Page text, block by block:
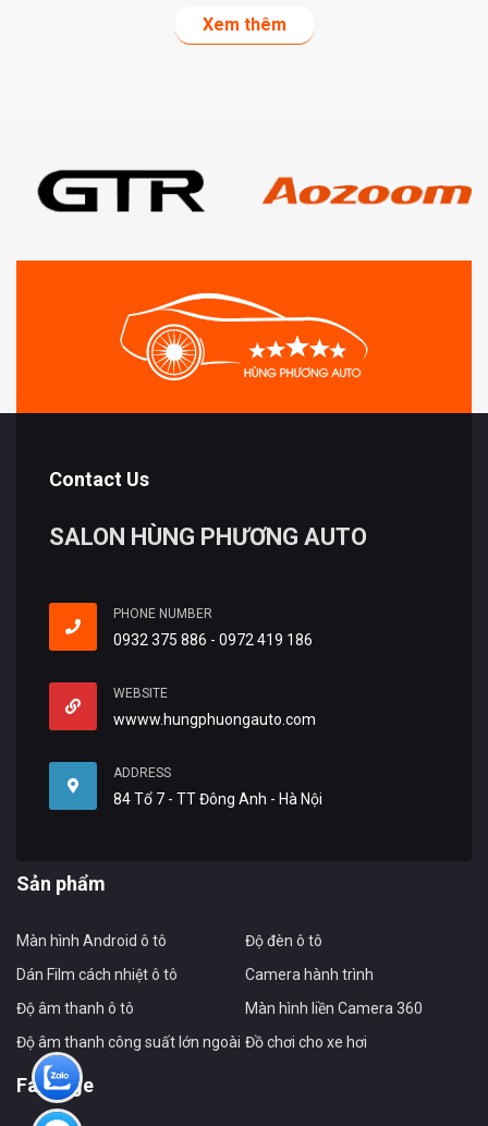
Xem thêm
Contact Us
SALON HÙNG PHƯƠNG AUTO
PHONE NUMBER
0932 375 886 - 0972 419 186
WEBSITE
wwww.hungphuongauto.com
ADDRESS
84 Tổ 7 - TT Đông Anh - Hà Nội
Sản phẩm
Màn hình Android ô tô
Độ đèn ô tô
Dán Film cách nhiệt ô tô
Camera hành trình
Độ âm thanh ô tô
Màn hình liền Camera 360
Độ âm thanh công suất lớn ngoài xeĐồ chơi cho xe hơi
Fanpage